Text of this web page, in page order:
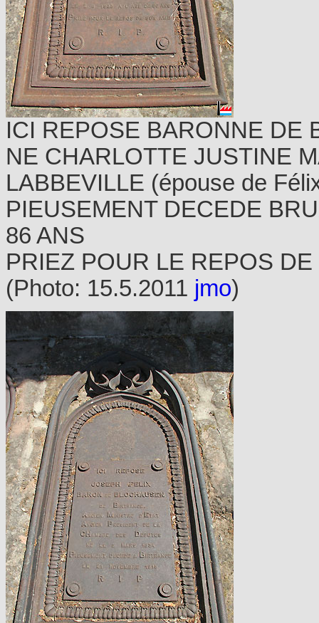
ICI REPOSE BARONNE DE
NE CHARLOTTE JUSTINE
LABBEVILLE (épouse de
PIEUSEMENT DECEDE
86 ANS
PRIEZ POUR LE REPOS
(Photo: 15.5.2011 jmo)